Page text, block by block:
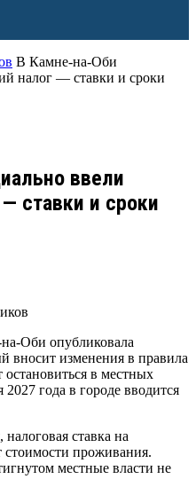
В Камне-на-Оби
налог — ставки и сроки
ввели
ставки и сроки
Оби опубликовала
вносит изменения в правила
в местных
года в городе вводится
ставка на
стоимости проживания.
местные власти не